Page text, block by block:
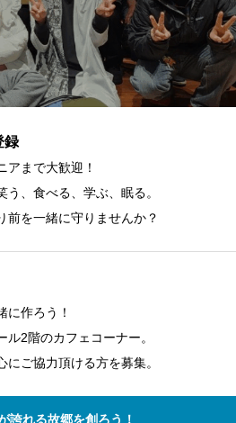
録
アまで大歓迎！
う、食べる、学ぶ、眠る。
前を一緒に守りませんか？
に作ろう！
ル2階のカフェコーナー。
にご協力頂ける方を募集。
誇れる故郷を創ろう！